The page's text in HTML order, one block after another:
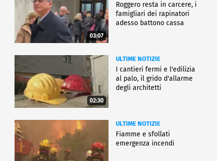
03:07
Roggero resta in carcere, i
famigliari dei rapinatori
adesso battono cassa
02:30
ULTIME NOTIZIE
I cantieri fermi e l'edilizia
al palo, il grido d'allarme
degli architetti
ULTIME NOTIZIE
Fiamme e sfollati
emergenza incendi